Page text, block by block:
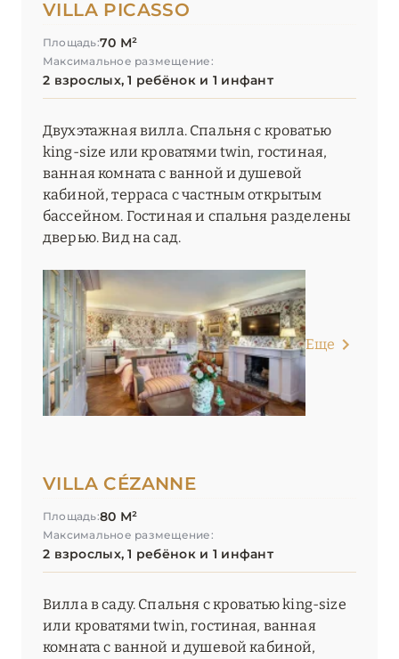
VILLA PICASSO
Площадь:70 М²
Максимальное размещение:
2 взрослых, 1 ребёнок и 1 инфант
Двухэтажная вилла. Спальня с кроватью
king-size или кроватями twin, гостиная,
ванная комната с ванной и душевой
кабиной, терраса с частным открытым
бассейном. Гостиная и спальня разделены
дверью. Вид на сад.
Еще
VILLA CÉZANNE
Площадь:80 М²
Максимальное размещение:
2 взрослых, 1 ребёнок и 1 инфант
Вилла в саду. Спальня с кроватью king-size
или кроватями twin, гостиная, ванная
комната с ванной и душевой кабиной,